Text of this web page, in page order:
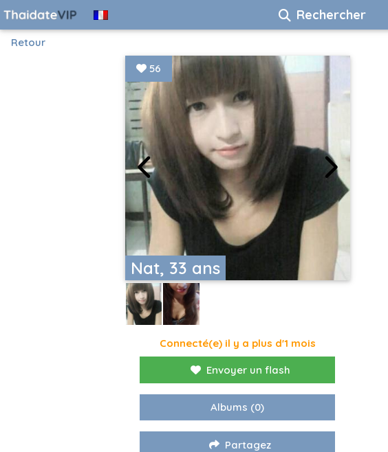
Rechercher
Retour
Nat, 33 ans
56
Connecté(e) il y a plus d'1 mois
Envoyer un flash
Albums (0)
Partagez